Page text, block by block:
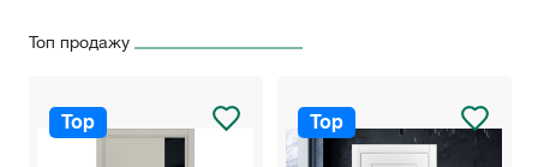
петлі накладні AL143Q (Матовий хром, білий, чорний).
чи чорний) має магнітний "язичок" для легкого закривання.
Розширювач: 100 мм — для стін товщиною до 160 мм, 200
Топ продажу
Top Top